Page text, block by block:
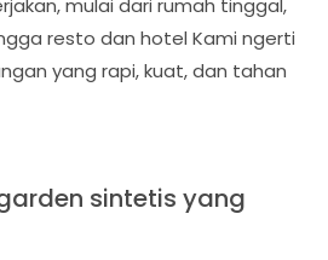
mulai dari rumah tinggal,
resto dan hotel Kami ngerti
yang rapi, kuat, dan tahan
sintetis yang